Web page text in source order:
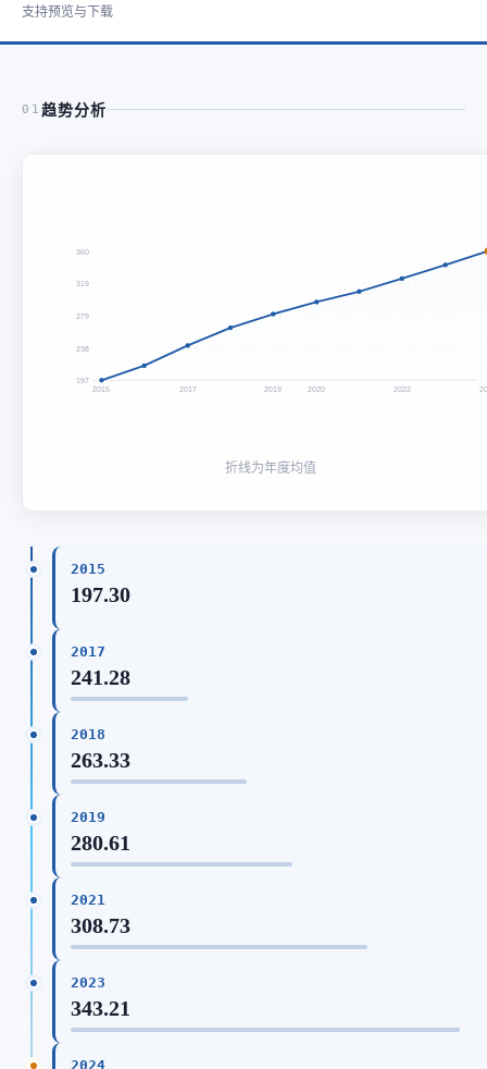
支持预览与下载
01 趋势分析
360
319
279
238
197
2015 2017 2019 2020 2022
折线为年度均值
2015
197.30
2017
241.28
2018
263.33
2019
280.61
2021
308.73
2023
343.21
2024